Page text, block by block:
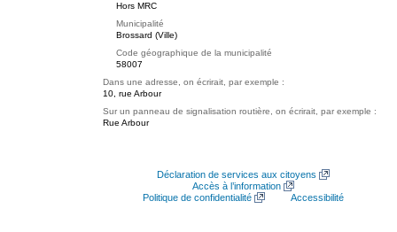
Hors MRC
Municipalité
Brossard (Ville)
Code géographique de la municipalité
58007
Dans une adresse, on écrirait, par exemple :
10, rue Arbour
Sur un panneau de signalisation routière, on écrirait, par exemple :
Rue Arbour
Déclaration de services aux citoyens
Accès à l’information
Politique de confidentialité
Accessibilité